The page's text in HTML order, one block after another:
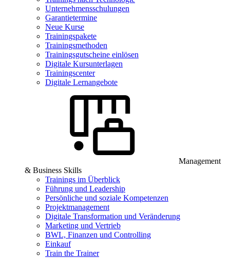
Unternehmensschulungen
Garantietermine
Neue Kurse
Trainingspakete
Trainingsmethoden
Trainingsgutscheine einlösen
Digitale Kursunterlagen
Trainingscenter
Digitale Lernangebote
Management
& Business Skills
Trainings im Überblick
Führung und Leadership
Persönliche und soziale Kompetenzen
Projektmanagement
Digitale Transformation und Veränderung
Marketing und Vertrieb
BWL, Finanzen und Controlling
Einkauf
Train the Trainer